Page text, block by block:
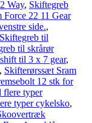
Way, Skiftegreb
Force 22 11 Gear
side.,
Skiftegreb til
til skrårør
til 3 x 7 gear,
, Skifterørssæt Sram
12 stk for
typer
typer cykelsko,